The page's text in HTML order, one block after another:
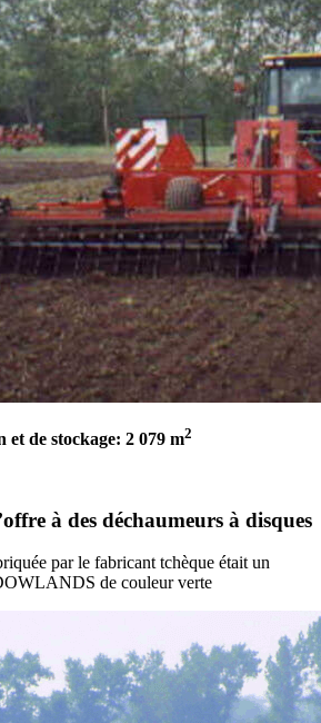
et de stockage: 2 079 m2
à des déchaumeurs à disques
par le fabricant tchèque était un
de couleur verte